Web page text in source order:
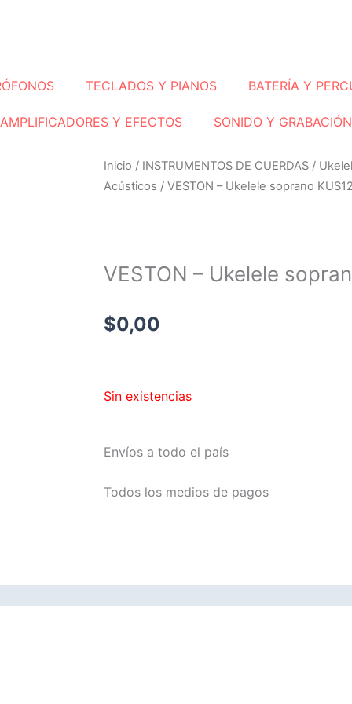
TECLADOS Y PIANOS BATERÍA Y
AMPLIFICADORES Y EFECTOS SONIDO Y GRABACIÓN
Inicio / INSTRUMENTOS DE CUERDAS /
Acústicos / VESTON – Ukelele soprano
VESTON – Ukelele
$0,00
Sin existencias
Envíos a todo el país
Todos los medios de pagos